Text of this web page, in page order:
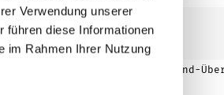
Verwendung unserer
führen diese Informationen
im Rahmen Ihrer Nutzung
Zurück zur Band-